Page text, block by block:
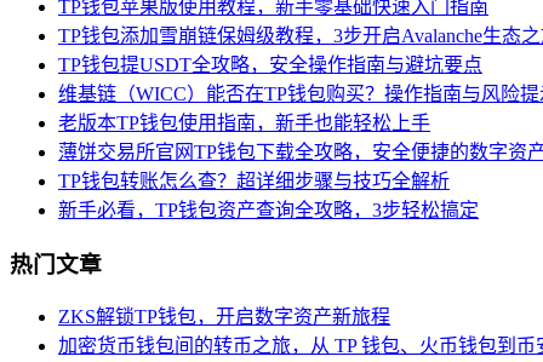
TP钱包苹果版使用教程，新手零基础快速入门指南
TP钱包添加雪崩链保姆级教程，3步开启Avalanche生态
TP钱包提USDT全攻略，安全操作指南与避坑要点
维基链（WICC）能否在TP钱包购买？操作指南与风险提
老版本TP钱包使用指南，新手也能轻松上手
薄饼交易所官网TP钱包下载全攻略，安全便捷的数字资
TP钱包转账怎么查？超详细步骤与技巧全解析
新手必看，TP钱包资产查询全攻略，3步轻松搞定
热门文章
ZKS解锁TP钱包，开启数字资产新旅程
加密货币钱包间的转币之旅，从 TP 钱包、火币钱包到币